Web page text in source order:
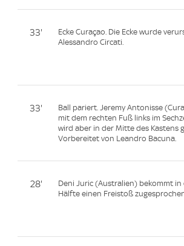
33'
Ecke Curaçao. Die Ecke wurde
Alessandro Circati.
33'
Ball pariert. Jeremy Antonisse
mit dem rechten Fuß links im
wird aber in der Mitte des Kastens
Vorbereitet von Leandro Bacuna.
28'
Deni Juric (Australien) bekommt in
Hälfte einen Freistoß